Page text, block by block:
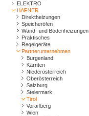
ELEKTRO
HAFNER
Direktheizungen
Speicheröfen
Wand- und Bodenheizungen
Praktisches
Regelgeräte
Partnerunternehmen
Burgenland
Kärnten
Niederösterreich
Oberösterreich
Salzburg
Steiermark
Tirol
Vorarlberg
Wien